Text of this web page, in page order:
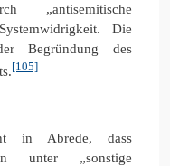
„antisemitische
Die
Begründung des
[105]
in Abrede, dass
unter „sonstige